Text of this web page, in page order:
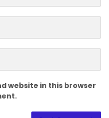
website in this browser